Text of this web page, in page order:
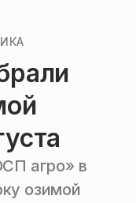
агро» в
озимой